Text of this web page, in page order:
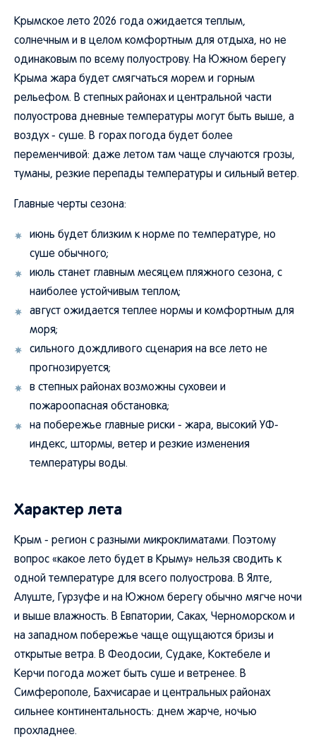
Крымское лето 2026 года ожидается теплым,
солнечным и в целом комфортным для отдыха, но не
одинаковым по всему полуострову. На Южном берегу
Крыма жара будет смягчаться морем и горным
рельефом. В степных районах и центральной части
полуострова дневные температуры могут быть выше, а
воздух - суше. В горах погода будет более
переменчивой: даже летом там чаще случаются грозы,
туманы, резкие перепады температуры и сильный ветер.
Главные черты сезона:
июнь будет близким к норме по температуре, но
суше обычного;
июль станет главным месяцем пляжного сезона, с
наиболее устойчивым теплом;
август ожидается теплее нормы и комфортным для
моря;
сильного дождливого сценария на все лето не
прогнозируется;
в степных районах возможны суховеи и
пожароопасная обстановка;
на побережье главные риски - жара, высокий УФ-
индекс, штормы, ветер и резкие изменения
температуры воды.
Характер лета
Крым - регион с разными микроклиматами. Поэтому
вопрос «какое лето будет в Крыму» нельзя сводить к
одной температуре для всего полуострова. В Ялте,
Алуште, Гурзуфе и на Южном берегу обычно мягче ночи
и выше влажность. В Евпатории, Саках, Черноморском и
на западном побережье чаще ощущаются бризы и
открытые ветра. В Феодосии, Судаке, Коктебеле и
Керчи погода может быть суше и ветренее. В
Симферополе, Бахчисарае и центральных районах
сильнее континентальность: днем жарче, ночью
прохладнее.